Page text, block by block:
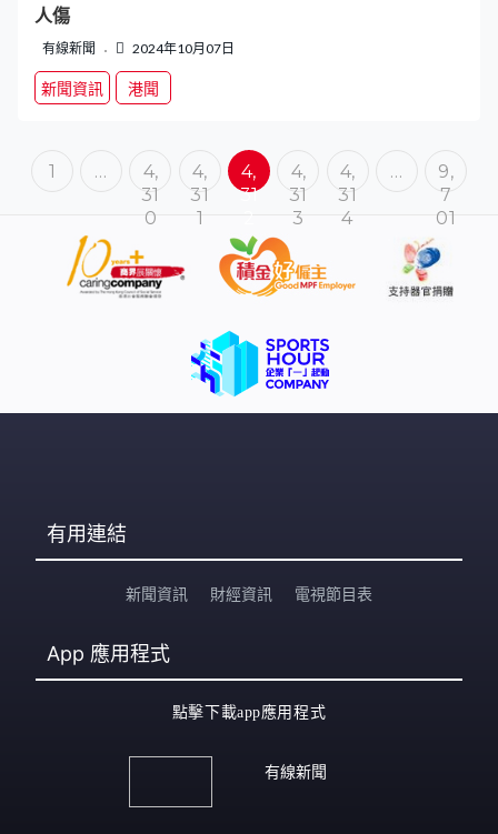
人傷
有線新聞 2024年10月07日
新聞資訊 港聞
1 …
4,
31
0
4,
31
1
4,
31
4,
31
3
4,
31
4
…
9,
7
01
有用連結
新聞資訊 財經資訊 電視節目表
App 應用程式
點擊下載app應用程式
有線新聞